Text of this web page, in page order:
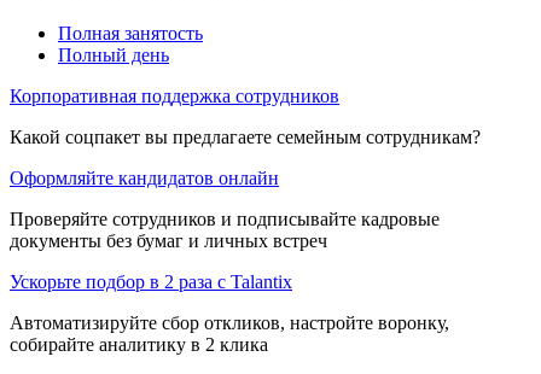
Полная занятость
Полный день
Корпоративная поддержка сотрудников
Какой соцпакет вы предлагаете семейным сотрудникам?
Оформляйте кандидатов онлайн
Проверяйте сотрудников и подписывайте кадровые
документы без бумаг и личных встреч
Ускорьте подбор в 2 раза с Talantix
Автоматизируйте сбор откликов, настройте воронку,
собирайте аналитику в 2 клика